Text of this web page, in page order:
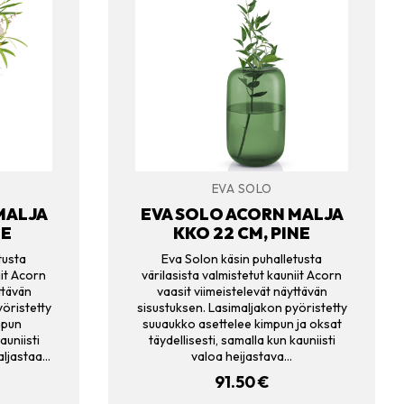
Acorn
EVA SOLO
EVA SOLO ACORN MALJA
KKO 22 CM, PINE
Eva Solon käsin puhalletusta
värilasista valmistetut kauniit Acorn
vaasit viimeistelevät näyttävän
sisustuksen. Lasimaljakon pyöristetty
suuaukko asettelee kimpun ja oksat
täydellisesti, samalla kun kauniisti
valoa heijastava…
91.50€